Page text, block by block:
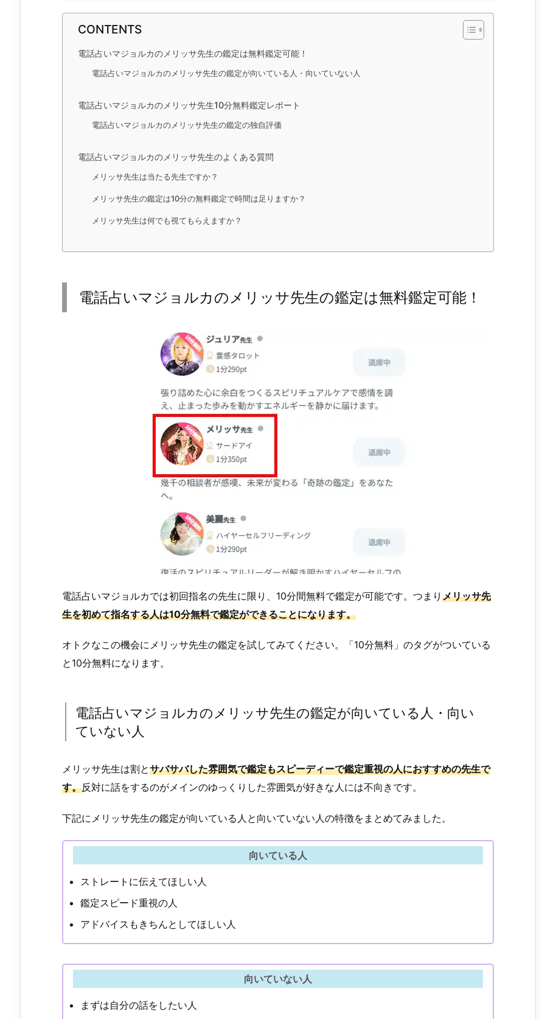
CONTENTS
電話占いマジョルカのメリッサ先生の鑑定は無料鑑定可能！
電話占いマジョルカのメリッサ先生の鑑定が向いている人・向いていない人
電話占いマジョルカのメリッサ先生10分無料鑑定レポート
電話占いマジョルカのメリッサ先生の鑑定の独自評価
電話占いマジョルカのメリッサ先生のよくある質問
メリッサ先生は当たる先生ですか？
メリッサ先生の鑑定は10分の無料鑑定で時間は足りますか？
メリッサ先生は何でも視てもらえますか？
電話占いマジョルカのメリッサ先生の鑑定は無料鑑定可能！
電話占いマジョルカでは初回指名の先生に限り、10分間無料で鑑定が可能です。つまり メリッサ先
生を初めて指名する人は10分無料で鑑定ができることになります。
オトクなこの機会にメリッサ先生の鑑定を試してみてください。「10分無料」のタグがついている
と10分無料になります。
電話占いマジョルカのメリッサ先生の鑑定が向いている人・向い
ていない人
メリッサ先生は割とサバサバした雰囲気で鑑定もスピーディーで鑑定重視の人におすすめの先生で
す。反対に話をするのがメインのゆっくりした雰囲気が好きな人には不向きです。
下記にメリッサ先生の鑑定が向いている人と向いていない人の特徴をまとめてみました。
向いている人
ストレートに伝えてほしい人
鑑定スピード重視の人
アドバイスもきちんとしてほしい人
向いていない人
まずは自分の話をしたい人